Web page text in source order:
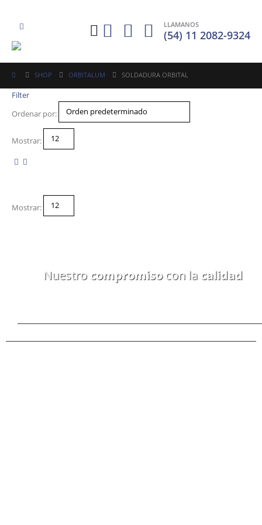
LLAMANOS
(54) 11 2082-9324
SHOP ORBITALUM SOLDADURA ORBITAL
Filter
Ordenar por:
Mostrar:
Mostrar:
Nuestro compromisocon la calidad